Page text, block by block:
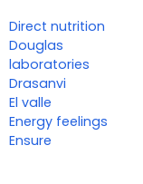
Direct nutrition
Douglas
laboratories
Drasanvi
El valle
Energy feelings
Ensure